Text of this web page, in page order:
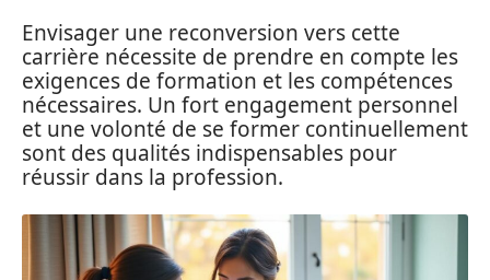
Envisager une reconversion vers cette
carrière nécessite de prendre en compte les
exigences de formation et les compétences
nécessaires. Un fort engagement personnel
et une volonté de se former continuellement
sont des qualités indispensables pour
réussir dans la profession.